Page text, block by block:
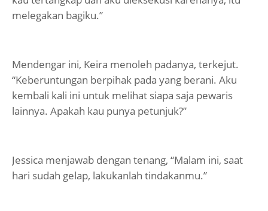
melegakan bagiku.”
Mendengar ini, Keira menoleh padanya, terkejut.
“Keberuntungan berpihak pada yang berani. Aku
kembali kali ini untuk melihat siapa saja pewaris
lainnya. Apakah kau punya petunjuk?”
Jessica menjawab dengan tenang, “Malam ini, saat
hari sudah gelap, lakukanlah tindakanmu.”